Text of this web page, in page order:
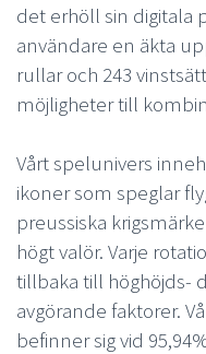
det erhöll sin digitala
användare en äkta
rullar och 243
möjligheter till
Vårt spelunivers
ikoner som speglar
preussiska
högt valör. Varje
tillbaka till höghöjds-
avgörande faktorer.
befinner sig vid